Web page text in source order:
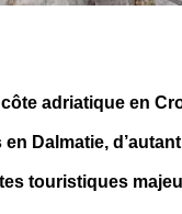
adriatique en
Dalmatie,
touristiques